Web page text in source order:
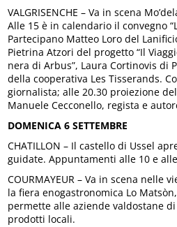
VALGRISENCHE – Va in scena
Alle 15 è in calendario il convegno
Partecipano Matteo Loro del
Pietrina Atzori del progetto “Il
nera di Arbus”, Laura Cortinovis di
della cooperativa Les Tisserands.
giornalista; alle 20.30 proiezione del
Manuele Cecconello, regista e
DOMENICA 6 SETTEMBRE
CHATILLON – Il castello di Ussel
guidate. Appuntamenti alle 10 e
COURMAYEUR – Va in scena nelle
la fiera enogastronomica Lo
permette alle aziende valdostane
prodotti locali.